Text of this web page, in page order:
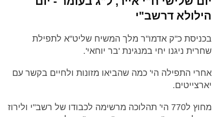
הילולא דרשב"י
בכניסת כ"ק אדמו"ר מלך המשיח שליט"א לתפילת
שחרית ניגנו יחי במנגינת 'בר יוחאי'.
אחרי התפילה הי' כמה שהביאו מזונות ולחיים בקשר עם
יארצייטים.
מחוץ ל770 הי' תהלוכה מרשימה לכבודו של רשב"י ולירוז